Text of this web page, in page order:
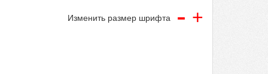
Изменить размер шрифта - +